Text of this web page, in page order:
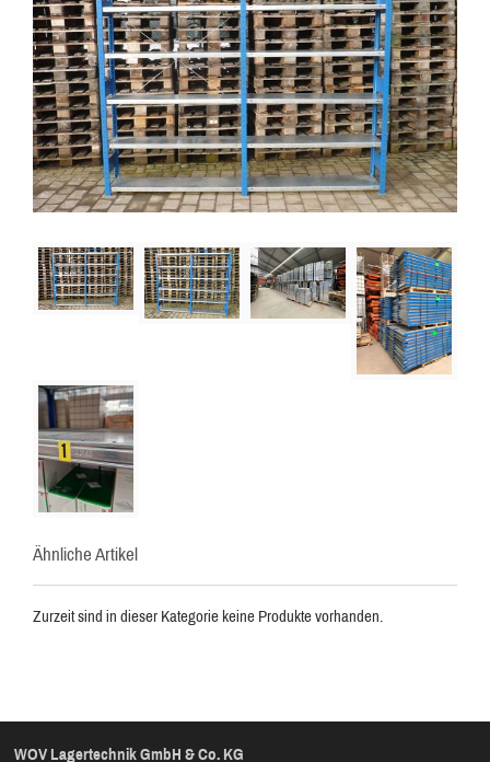
Ähnliche Artikel
Zurzeit sind in dieser Kategorie keine Produkte vorhanden.
WOV Lagertechnik GmbH & Co. KG